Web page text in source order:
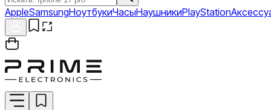
AppleSamsungНоутбукиЧасыНаушникиPlayStation